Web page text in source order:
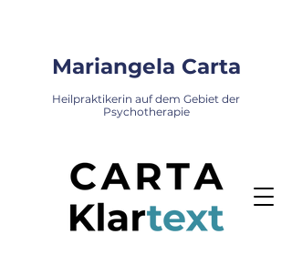
Mariangela Carta
Heilpraktikerin auf dem Gebiet der
Psychotherapie